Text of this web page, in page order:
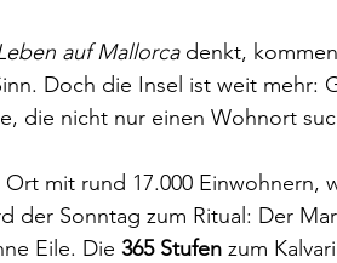
auf Mallorca denkt,
Doch die Insel ist weit mehr:
die nicht nur einen Wohnort
mit rund 17.000 Einwohnern,
der Sonntag zum Ritual: Der
Eile. Die 365 Stufen zum